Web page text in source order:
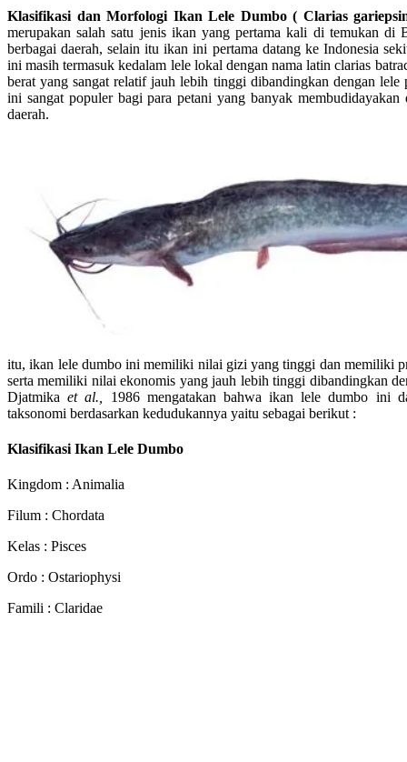
Klasifikasi dan Morfologi Ikan Lele Dumbo ( Clarias
merupakan salah satu jenis ikan yang pertama kali di temukan di
berbagai daerah, selain itu ikan ini pertama datang ke Indonesia
ini masih termasuk kedalam lele lokal dengan nama latin clarias
berat yang sangat relatif jauh lebih tinggi dibandingkan dengan lele
ini sangat populer bagi para petani yang banyak membudidayakan
daerah.
itu, ikan lele dumbo ini memiliki nilai gizi yang tinggi dan memiliki
serta memiliki nilai ekonomis yang jauh lebih tinggi dibandingkan
Djatmikaet al., 1986 mengatakan bahwa ikan lele dumbo ini
taksonomi berdasarkan kedudukannya yaitu sebagai berikut :
Klasifikasi Ikan Lele Dumbo
Kingdom : Animalia
Filum : Chordata
Kelas : Pisces
Ordo : Ostariophysi
Famili : Claridae